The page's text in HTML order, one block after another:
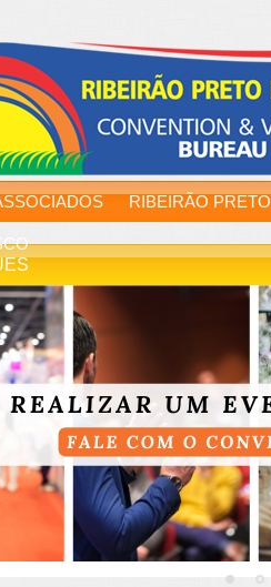
RIBEIRÃO PRETO